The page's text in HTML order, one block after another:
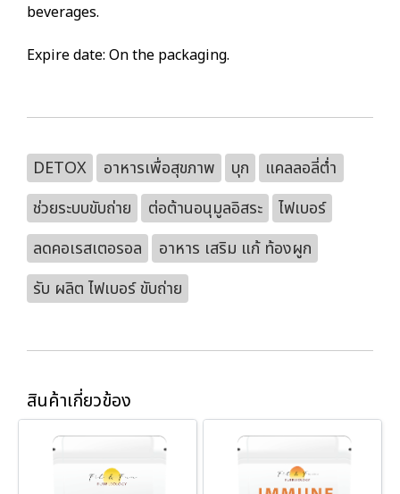
beverages.
Expire date: On the packaging.
DETOX อาหารเพื่อสุขภาพ บุก
แคลลอลี่ต่ำ
ช่วยระบบขับถ่าย
ต่อต้านอนุมูลอิสระ
ไฟเบอร์
ลดคอเรสเตอรอล
อาหาร เสริม แก้ ท้องผูก
รับ ผลิต ไฟเบอร์ ขับถ่าย
สินค้าเกี่ยวข้อง